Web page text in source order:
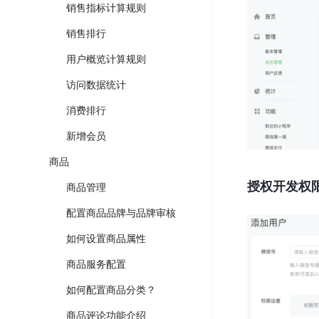
销售指标计算规则
销售排行
用户概览计算规则
访问数据统计
消费排行
新增会员
商品
商品管理
配置商品品牌与品牌审核
如何设置商品属性
商品服务配置
如何配置商品分类？
商品评论功能介绍
授权开发权